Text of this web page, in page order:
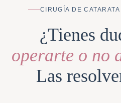
CIRUGÍA DE
¿Tienes
operarte o no
Las